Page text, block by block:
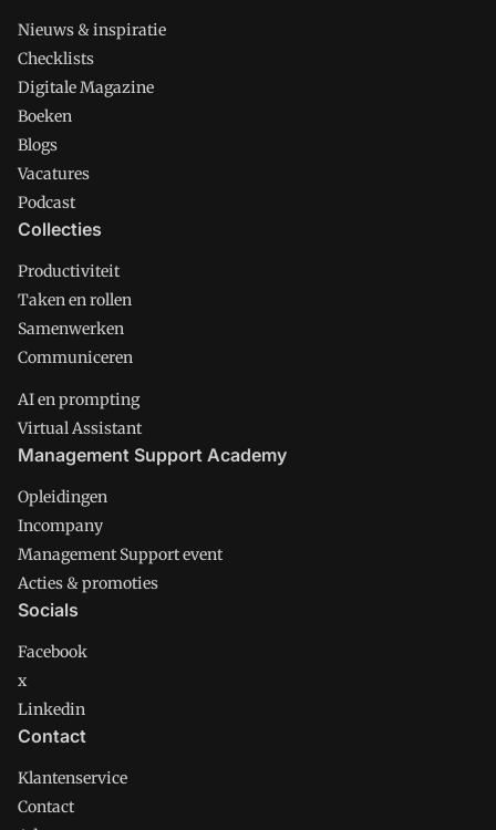
Nieuws & inspiratie
Checklists
Digitale Magazine
Boeken
Blogs
Vacatures
Podcast
Collecties
Productiviteit
Taken en rollen
Samenwerken
Communiceren
AI en prompting
Virtual Assistant
Management Support Academy
Opleidingen
Incompany
Management Support event
Acties & promoties
Socials
Facebook
x
Linkedin
Contact
Klantenservice
Contact